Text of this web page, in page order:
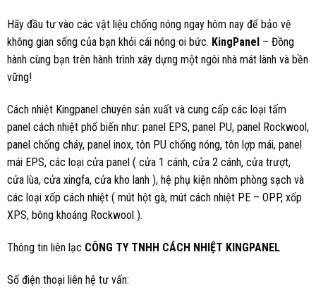
Hãy đầu tư vào các vật liệu chống nóng ngay hôm nay để bảo vệ
không gian sống của bạn khỏi cái nóng oi bức. KingPanel – Đồng
hành cùng bạn trên hành trình xây dựng một ngôi nhà mát lành và bền
vững!
Cách nhiệt Kingpanel chuyên sản xuất và cung cấp các loại tấm
panel cách nhiệt phổ biến như: panel EPS, panel PU, panel Rockwool,
panel chống cháy, panel inox, tôn PU chống nóng, tôn lợp mái, panel
mái EPS, các loại cửa panel ( cửa 1 cánh, cửa 2 cánh, cửa trượt,
cửa lùa, cửa xingfa, cửa kho lanh ), hệ phụ kiện nhôm phòng sạch và
các loại xốp cách nhiệt ( mút hột gà, mút cách nhiệt PE – OPP, xốp
XPS, bông khoáng Rockwool ).
Thông tin liên lạc CÔNG TY TNHH CÁCH NHIỆT KINGPANEL
Số điện thoại liên hệ tư vấn: